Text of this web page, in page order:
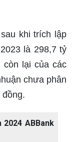
khi trích lập
là 298,7 tỷ
còn lại của các
chưa phân
đồng.
ABBank